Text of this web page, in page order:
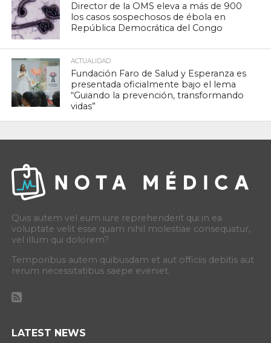
Director de la OMS eleva a más de 900
los casos sospechosos de ébola en
República Democrática del Congo
ACTUALIDAD
Fundación Faro de Salud y Esperanza es
presentada oficialmente bajo el lema
“Guiando la prevención, transformando
vidas”
Quis autem vel eum iure reprehenderit qui in ea
voluptate velit esse quam nihil molestiae consequatur,
vel illum qui dolorem?
Temporibus autem quibusdam et aut officiis debitis aut
rerum necessitatibus saepe eveniet.
LATEST NEWS